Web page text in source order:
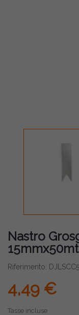
Nastro
15mmx50mt
Riferimento:
4,49 €
Tasse incluse